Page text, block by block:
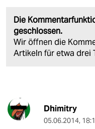
Die
geschlossen.
Wir öffnen die
Artikeln für etwa drei
Dhimitry
05.06.2014,